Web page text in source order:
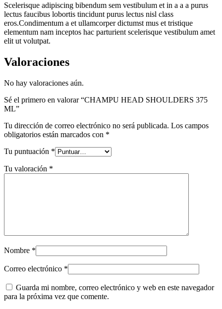
Scelerisque adipiscing bibendum sem vestibulum et in a a a purus
lectus faucibus lobortis tincidunt purus lectus nisl class
eros.Condimentum a et ullamcorper dictumst mus et tristique
elementum nam inceptos hac parturient scelerisque vestibulum amet
elit ut volutpat.
Valoraciones
No hay valoraciones aún.
Sé el primero en valorar “CHAMPU HEAD SHOULDERS 375
ML”
Tu dirección de correo electrónico no será publicada. Los campos
obligatorios están marcados con *
Tu puntuación *
Tu valoración *
Nombre *
Correo electrónico *
Guarda mi nombre, correo electrónico y web en este navegador
para la próxima vez que comente.